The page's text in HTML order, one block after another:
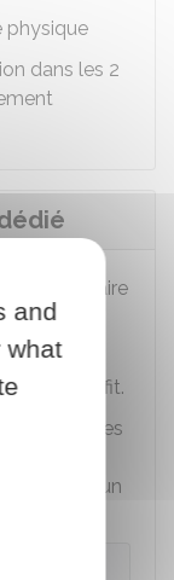
physique
dans les 2
bancaire
un
suffit.
d'affaires
de créer un
and
what